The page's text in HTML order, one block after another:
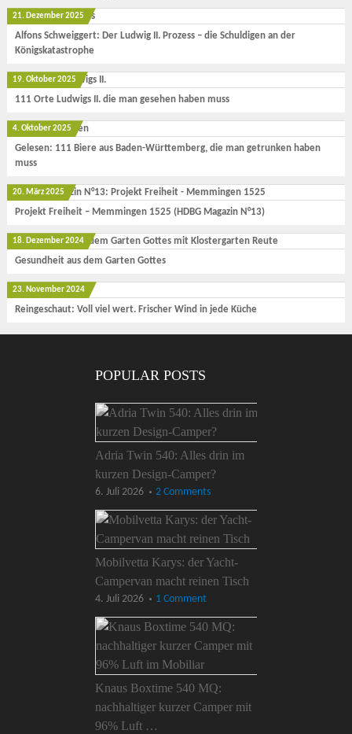
21. Dezember 2025
Alfons Schweiggert: Der Ludwig II. Prozess – die Schuldigen an der
Königskatastrophe
19. Oktober 2025
111 Orte Ludwigs II. die man gesehen haben muss
4. Oktober 2025
Gelesen: 111 Biere aus Baden-Württemberg, die man getrunken haben
muss
20. März 2025
Projekt Freiheit – Memmingen 1525 (HDBG Magazin N°13)
18. Dezember 2024
Gesundheit aus dem Garten Gottes
23. November 2024
Reingeschaut: Voll viel wert. Frischer Wind in jede Küche
POPULAR POSTS
Adria Twin 540: Alles drin im
kurzen Design-Camper?
6. Juli 2026 2 Comments
Mobilvetta Karys: der Yacht-
Campervan macht reinen Tisch
4. Juli 2026 1 Comment
Knaus Boxtime 540 MQ:
nachhaltiger kurzer Camper mit
96% Luft …